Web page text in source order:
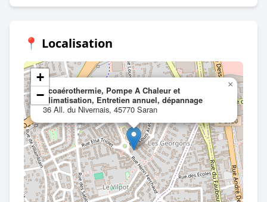
📍 Localisation
Ecoaérothermie, Pompe A Chaleur et
Climatisation, Entretien annuel, dépannage
36 All. du Nivernais, 45770 Saran
×
+
−